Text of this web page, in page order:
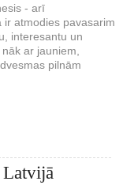
- arī
atmodies pavasarim
interesantu un
ar jauniem,
pilnām
Latvijā